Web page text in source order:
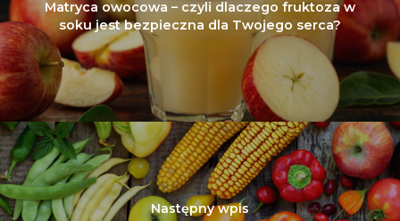
Matryca owocowa – czyli dlaczego fruktoza w
soku jest bezpieczna dla Twojego serca?
Następny wpis